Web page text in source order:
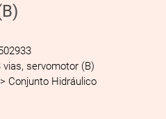
vias, servomotor (B)
Conjunto Hidráulico